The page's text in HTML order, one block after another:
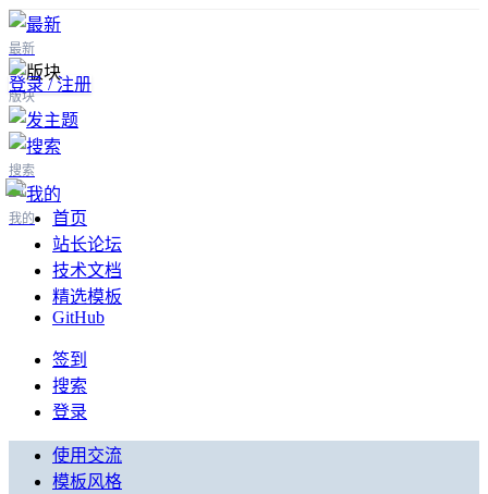
最新
版块
搜索
我的
登录 / 注册
首页
站长论坛
技术文档
精选模板
GitHub
签到
搜索
登录
使用交流
模板风格